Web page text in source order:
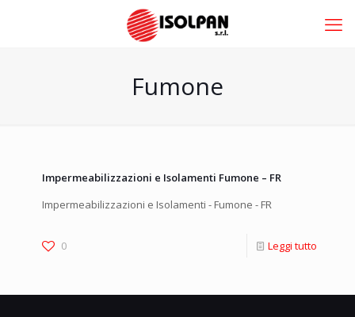
Fumone
Impermeabilizzazioni e Isolamenti Fumone – FR
Impermeabilizzazioni e Isolamenti - Fumone - FR
0 Leggi tutto